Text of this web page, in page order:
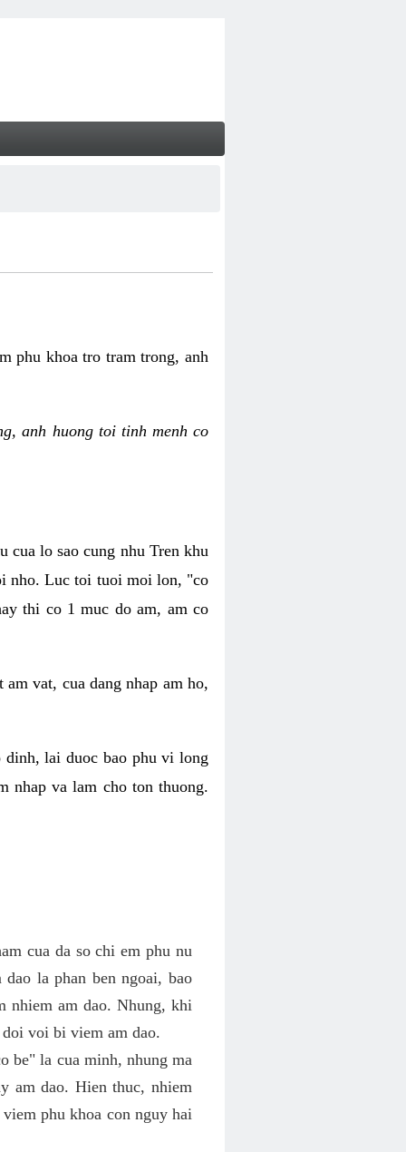
phu khoa tro tram trong, anh
anh huong toi tinh menh co
cua lo sao cung nhu Tren khu
nho. Luc toi tuoi moi lon, "co
thi co 1 muc do am, am co
vat, cua dang nhap am ho,
lai duoc bao phu vi long
nhap va lam cho ton thuong.
cua da so chi em phu nu
la phan ben ngoai, bao
nhiem am dao. Nhung, khi
voi bi viem am dao.
be" la cua minh, nhung ma
am dao. Hien thuc, nhiem
phu khoa con nguy hai